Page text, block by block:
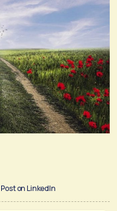
Post on LinkedIn